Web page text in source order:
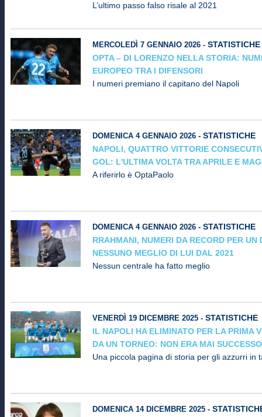
L’ultimo passo falso risale al 2021
MERCOLEDÌ 7 GENNAIO 2026 - STATISTICHE
OPTA – DI LORENZO NELLA STORIA:
EUROPEO TRA I DIFENSORI
I numeri premiano il capitano del Napoli
DOMENICA 4 GENNAIO 2026 - STATISTICHE
NAPOLI, QUATTRO VITTORIE
GOL: L'ULTIMA VOLTA TRA APRILE E
A riferirlo è OptaPaolo
DOMENICA 4 GENNAIO 2026 - STATISTICHE
RRAHMANI, NUMERI DA RECORD PER UN
NESSUNO MEGLIO DI LUI DAL 2021
Nessun centrale ha fatto meglio
VENERDÌ 19 DICEMBRE 2025 - STATISTICHE
IL NAPOLI HA ELIMINATO PER LA PRIMA
DA UN TORNEO: NON ERA MAI SUCCESSO
Una piccola pagina di storia per gli azzurri in
DOMENICA 14 DICEMBRE 2025 -